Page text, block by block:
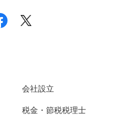
会社設立
税金・節税税理士